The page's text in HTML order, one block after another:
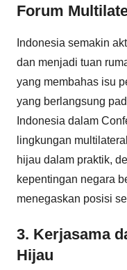
Forum
Indonesia semakin
dan menjadi tuan
yang membahas isu
yang berlangsung
Indonesia dalam
lingkungan
hijau dalam praktik,
kepentingan negara
menegaskan posisi
3. Kerjasama
Hijau